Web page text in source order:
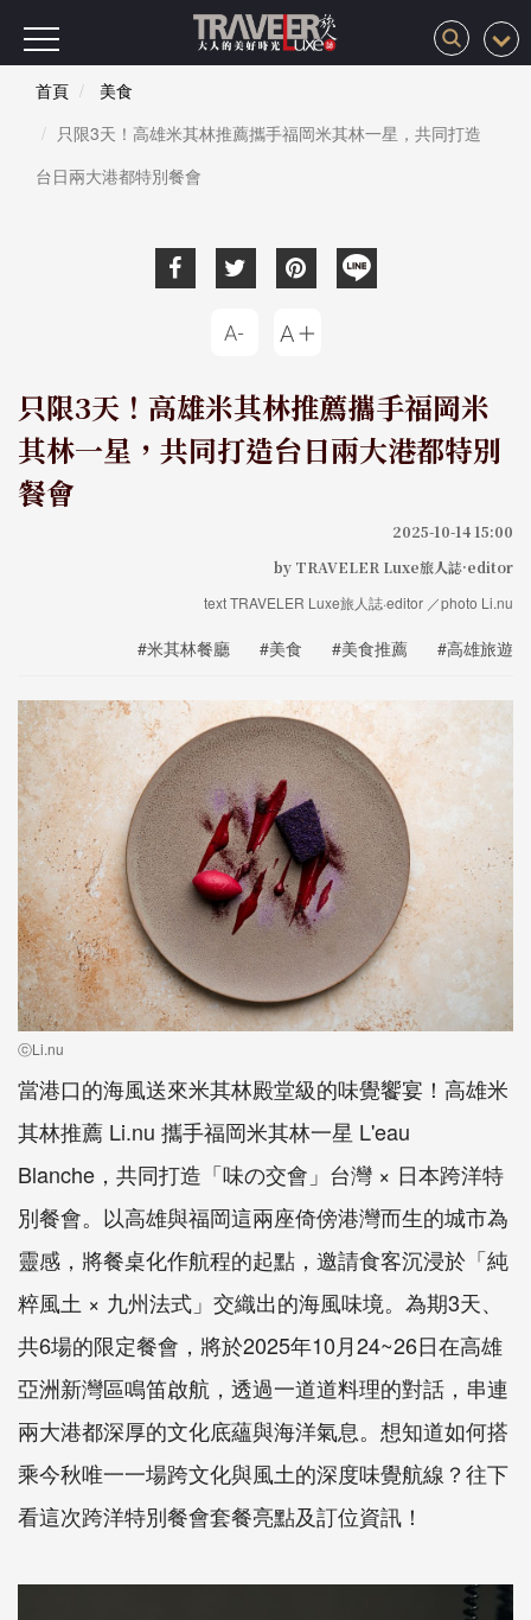
首頁
美食
只限3天！高雄米其林推薦攜手福岡米其林一星，共同打造
台日兩大港都特別餐會
只限3天！高雄米其林推薦攜手福岡米
其林一星，共同打造台日兩大港都特別
餐會
2025-10-14 15:00
by TRAVELER Luxe旅人誌·editor
text TRAVELER Luxe旅人誌·editor ／photo Li.nu
#米其林餐廳 #美食 #美食推薦 #高雄旅遊
ⓒLi.nu
當港口的海風送來米其林殿堂級的味覺饗宴！高雄米
其林推薦 Li.nu 攜手福岡米其林一星 L'eau
Blanche，共同打造「味の交會」台灣 × 日本跨洋特
別餐會。以高雄與福岡這兩座倚傍港灣而生的城市為
靈感，將餐桌化作航程的起點，邀請食客沉浸於「純
粹風土 × 九州法式」交織出的海風味境。為期3天、
共6場的限定餐會，將於2025年10月24~26日在高雄
亞洲新灣區鳴笛啟航，透過一道道料理的對話，串連
兩大港都深厚的文化底蘊與海洋氣息。想知道如何搭
乘今秋唯一一場跨文化與風土的深度味覺航線？往下
看這次跨洋特別餐會套餐亮點及訂位資訊！